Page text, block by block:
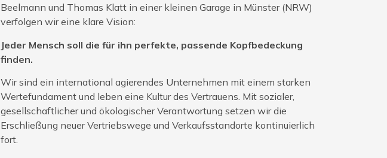
Beelmann und Thomas Klatt in einer kleinen Garage in Münster (NRW)
verfolgen wir eine klare Vision:
Jeder Mensch soll die für ihn perfekte, passende Kopfbedeckung
finden.
Wir sind ein international agierendes Unternehmen mit einem starken
Wertefundament und leben eine Kultur des Vertrauens. Mit sozialer,
gesellschaftlicher und ökologischer Verantwortung setzen wir die
Erschließung neuer Vertriebswege und Verkaufsstandorte kontinuierlich
fort.